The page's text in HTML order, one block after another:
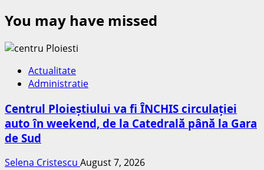
You may have missed
Actualitate
Administratie
Centrul Ploieștiului va fi ÎNCHIS circulației
auto în weekend, de la Catedrală până la Gara
de Sud
Selena Cristescu August 7, 2026